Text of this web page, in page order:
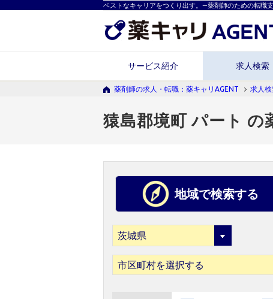
ベストなキャリアをつくり出す。―薬剤師のための転職
サービス紹介 求人検索
薬剤師の求人・転職：薬キャリAGENT 求人検
猿島郡境町 パート の
地域で検索する
市区町村を選択する